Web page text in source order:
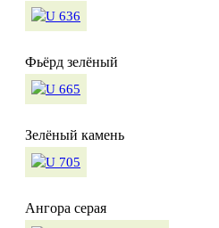
Фьёрд зелёный
Зелёный камень
Ангора серая